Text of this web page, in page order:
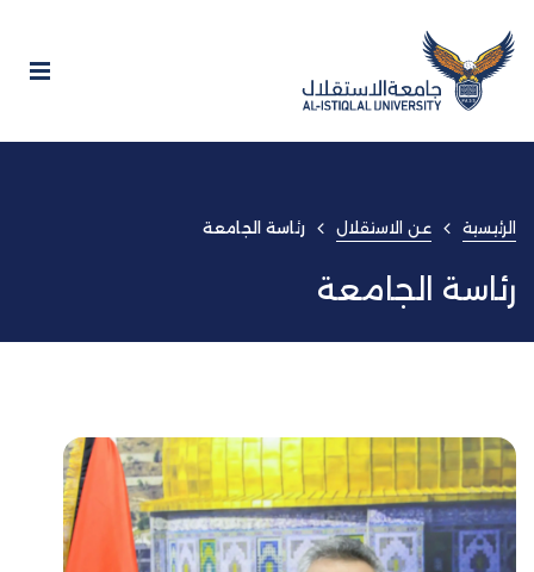
الرئيسية عن الاستقلال رئاسة الجامعة
رئاسة الجامعة